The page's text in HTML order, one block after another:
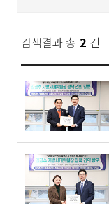
검색결과 총 2 건